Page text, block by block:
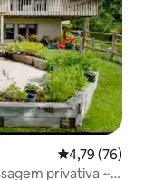
4,79 de uma
4,79 (76)
privativa ~ 2